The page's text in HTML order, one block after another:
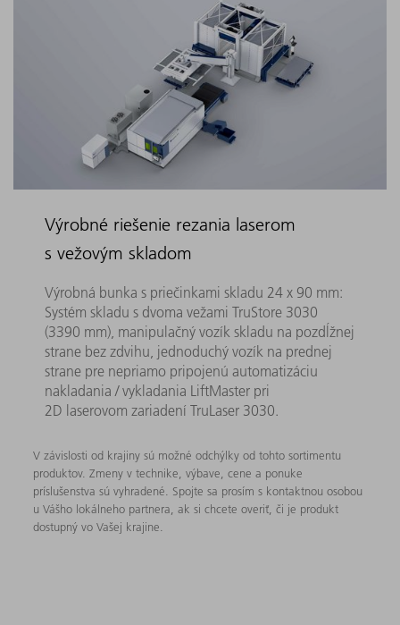
Výrobné riešenie rezania laserom
s vežovým skladom
Výrobná bunka s priečinkami skladu 24 x 90 mm:
Systém skladu s dvoma vežami TruStore 3030
(3390 mm), manipulačný vozík skladu na pozdĺžnej
strane bez zdvihu, jednoduchý vozík na prednej
strane pre nepriamo pripojenú automatizáciu
nakladania / vykladania LiftMaster pri
2D laserovom zariadení TruLaser 3030.
V závislosti od krajiny sú možné odchýlky od tohto sortimentu
produktov. Zmeny v technike, výbave, cene a ponuke
príslušenstva sú vyhradené. Spojte sa prosím s kontaktnou osobou
u Vášho lokálneho partnera, ak si chcete overiť, či je produkt
dostupný vo Vašej krajine.